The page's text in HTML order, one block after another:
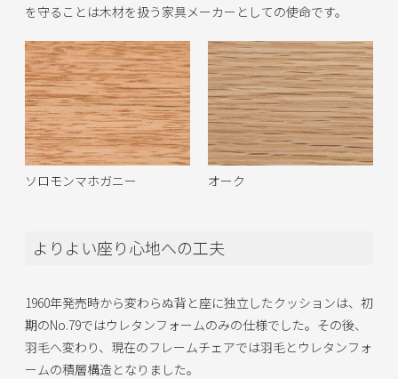
を守ることは木材を扱う家具メーカーとしての使命です。
ソロモンマホガニー オーク
よりよい座り心地への工夫
1960年発売時から変わらぬ背と座に独立したクッションは、初
期のNo.79ではウレタンフォームのみの仕様でした。その後、
羽毛へ変わり、現在のフレームチェアでは羽毛とウレタンフォ
ームの積層構造となりました。